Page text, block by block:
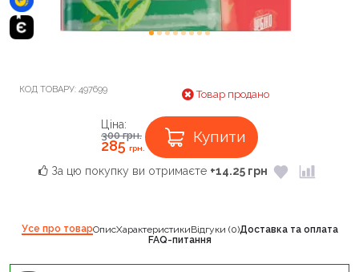
КОД ТОВАРУ: 497699 Товар продано
Ціна:
300грн.
285грн.
Купити
За цю покупку ви отримаєте +14.25 грн
Усе про товарОписХарактеристикиВідгуки (0)Доставка та оплата
FAQ-питання